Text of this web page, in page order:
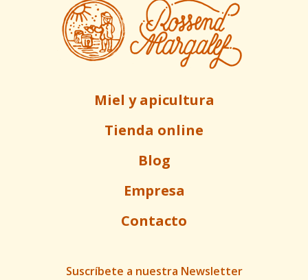
Miel y apicultura
Tienda online
Blog
Empresa
Contacto
Suscríbete a nuestra Newsletter